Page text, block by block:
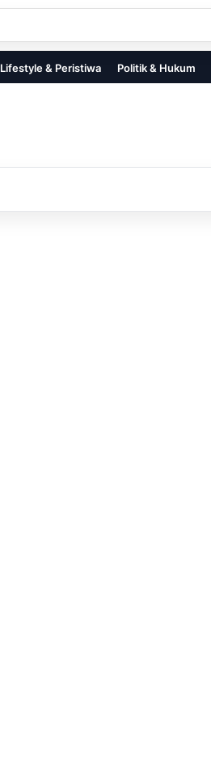
Lifestyle & Peristiwa Politik & Hukum